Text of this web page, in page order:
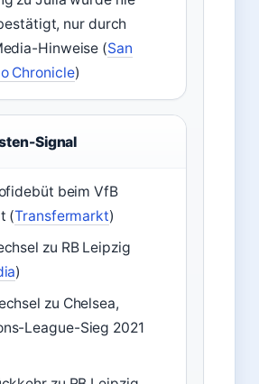
nur durch
Hinweise (San
Chronicle)
Signal
beim VfB
(Transfermarkt)
zu RB Leipzig
)
zu Chelsea,
League-Sieg 2021